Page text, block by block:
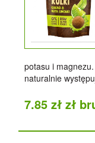
potasu i
naturalnie
7.85 zł zł